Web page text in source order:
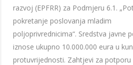
razvoj (EPFRR) za Podmjeru 6.1.
pokretanje poslovanja mladim
poljoprivrednicima“. Sredstva javne
iznose ukupno 10.000.000 eura u
protuvrijednosti. Zahtjevi za potporu